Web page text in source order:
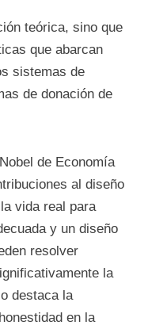
teórica, sino que
que abarcan
sistemas de
de donación de
de Economía
al diseño
vida real para
y un diseño
resolver
la
destaca la
en la